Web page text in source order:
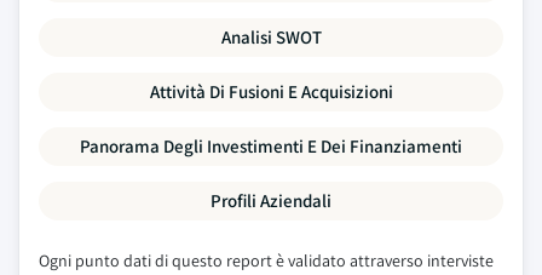
Analisi SWOT
Attività Di Fusioni E Acquisizioni
Panorama Degli Investimenti E Dei Finanziamenti
Profili Aziendali
Ogni punto dati di questo report è validato attraverso interviste